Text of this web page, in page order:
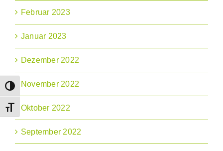
Umschalten auf hohe Kontraste
Schrift vergrößern
Februar 2023
Januar 2023
Dezember 2022
November 2022
Oktober 2022
September 2022